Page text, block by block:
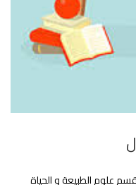
علوم الطبيعة و الحياة